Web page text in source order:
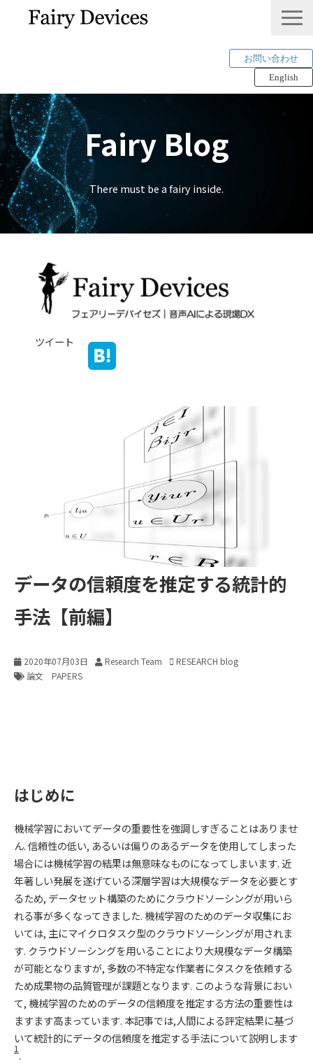
お問い合わせ
English
AI解析
Fairy Blog
There must be a fairy inside.
ツイート
データの信頼度を推定する統計的
手法【前編】
2020年07月03日 Research Team
RESEARCH blog
論文 PAPERS
はじめに
機械学習においてデータの重要性を強調しすぎることはありませ
ん. 信頼性の低い, あるいは偏りのあるデータを使用してしまった
場合には機械学習の結果は無意味なものになってしまいます. 近
年著しい発展を遂げている深層学習は大規模なデータを必要とす
るため, データセット構築のためにクラウドソーシングが用いら
れる事が多くなってきました. 機械学習のためのデータ収集にお
いては, 主にマイクロタスク型のクラウドソーシングが用されま
す. クラウドソーシングを用いることにより大規模なデータ構築
が可能となりますが, 多数の不特定な作業者にタスクを依頼する
ため成果物の品質管理が課題となります. このような背景におい
て, 機械学習のためのデータの信頼度を推定する方法の重要性は
ますます高まっています. 本記事では,人間による評定結果に基づ
いて統計的にデータの信頼度を推定する手法について説明します
1
.